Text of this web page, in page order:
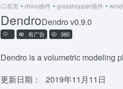
首页 • rhino插件 • grasshopper插件 •
DendroDendro v0.9.0
有广告 380
Dendro is a volumetric modeling
更新日期：
2019年11月11日